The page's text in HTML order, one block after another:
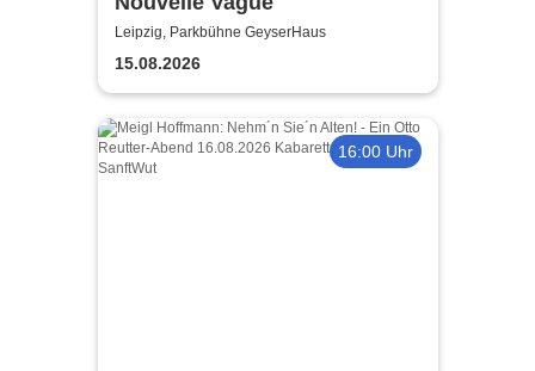
Leipzig, Parkbühne GeyserHaus
15.08.2026
16:00 Uhr